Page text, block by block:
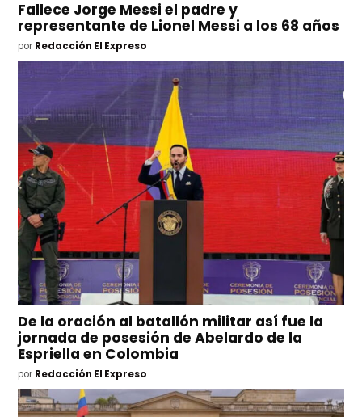
Fallece Jorge Messi el padre y
representante de Lionel Messi a los 68 años
por Redacción El Expreso
De la oración al batallón militar así fue la
jornada de posesión de Abelardo de la
Espriella en Colombia
por Redacción El Expreso